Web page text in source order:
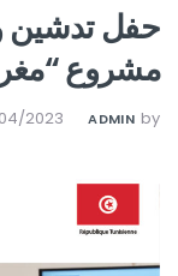
حفل تدشين
مشروع
by
ADMIN
2023